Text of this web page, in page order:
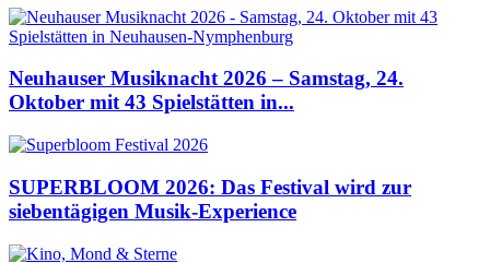
Neuhauser Musiknacht 2026 – Samstag, 24.
Oktober mit 43 Spielstätten in...
SUPERBLOOM 2026: Das Festival wird zur
siebentägigen Musik-Experience